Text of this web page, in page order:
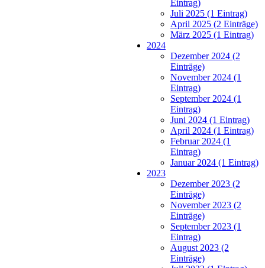
Eintrag)
Juli 2025 (1 Eintrag)
April 2025 (2 Einträge)
März 2025 (1 Eintrag)
2024
Dezember 2024 (2
Einträge)
November 2024 (1
Eintrag)
September 2024 (1
Eintrag)
Juni 2024 (1 Eintrag)
April 2024 (1 Eintrag)
Februar 2024 (1
Eintrag)
Januar 2024 (1 Eintrag)
2023
Dezember 2023 (2
Einträge)
November 2023 (2
Einträge)
September 2023 (1
Eintrag)
August 2023 (2
Einträge)